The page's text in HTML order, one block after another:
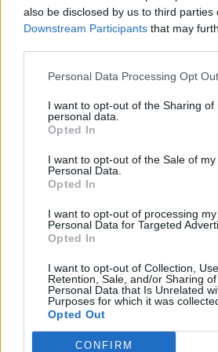
also be disclosed by us to third parties
Downstream Participants that may
Personal Data Processing Opt
I want to opt-out of the Sharing of
personal data.
Opted In
I want to opt-out of the Sale of my
Personal Data.
Opted In
I want to opt-out of processing my
Personal Data for Targeted
Opted In
I want to opt-out of Collection, Use,
Retention, Sale, and/or Sharing
Personal Data that Is Unrelated
Purposes for which it was
Opted Out
CONFIRM
reconocidos,
siendo claramente ejemplos de
Esta idea local, es un esfuerzo
profesionales, que quieren
innovadora, tanto en el estilo
forma
de representar la realidad.
fundamental, es
la región y nuestra gente. A
sus
temas, inquietudes, problemas y
particulares para que se sientan
representados en cada una de
ediciones.
Por esto y por mucho más, les
cordial bienvenida a este nuevo
prensa local y regional, el que
convierta en un instrumento
El PeriÃ³dico Del Sur. 1Â°
Comparte el documento
Enlace a esta página
Enlace permanente